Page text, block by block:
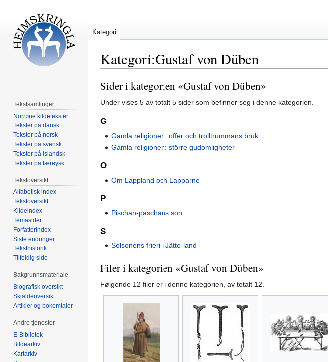
Kategori:Gustaf von Düben
Hopp
til
navigering
Hopp
til
søk
Sider i kategorien «Gustaf von Düben»
Under vises 5 av totalt 5 sider som befinner seg i denne kategorien.
G
Gamla religionen: offer och trolltrummans bruk
Gamla religionen: större gudomligheter
O
Om Lappland och Lapparne
P
Pischan-paschans son
S
Solsonens frieri i Jätte-land
Filer i kategorien «Gustaf von Düben»
Følgende 12 filer er i denne kategorien, av totalt 12.
Kategori
Tekstsamlinger
Norrøne kildetekster
Tekster på dansk
Tekster på norsk
Tekster på svensk
Tekster på islandsk
Tekster på færøysk
Tekstoversikt
Alfabetisk index
Tekstoversikt
Kildeindex
Temasider
Forfatterindex
Siste endringer
Teksthistorik
Tilfeldig side
Bakgrunnsmateriale
Biografisk oversikt
Skjaldeoversikt
Artikler og bokomtaler
Andre tjenester
E-Bibliotek
Bildearkiv
Kartarkiv